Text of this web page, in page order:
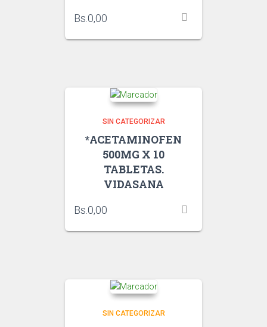
Bs. 0,00
SIN CATEGORIZAR
*ACETAMINOFEN
500MG X 10
TABLETAS.
VIDASANA
Bs. 0,00
SIN CATEGORIZAR